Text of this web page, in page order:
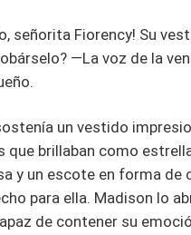
señorita Fiorency! Su
—La voz de la
un vestido
que brillaban como
y un escote en forma de
para ella. Madison lo
de contener su